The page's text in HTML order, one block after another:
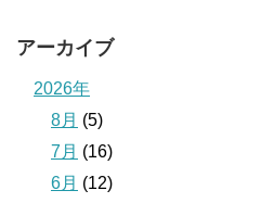
アーカイブ
2026年
8月 (5)
7月 (16)
6月 (12)